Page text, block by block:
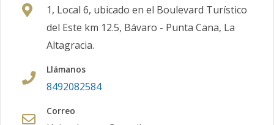
1, Local 6, ubicado en el Boulevard Turístico
del Este km 12.5, Bávaro - Punta Cana, La
Altagracia.
Llámanos
8492082584
Correo